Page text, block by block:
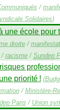
/
Solidaires)
une école pour
droite/
racisme/ Sundep
priorité ! (
/ Ministère-
Paris / Union